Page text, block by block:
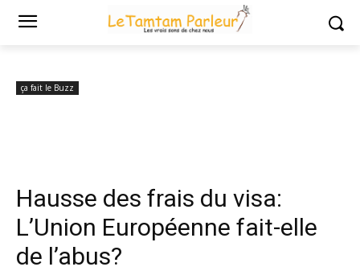
Accueil ça fait le Buzz
Hausse des frais du visa: L’Union Européenne
ça fait le Buzz
Hausse des frais du visa:
L’Union Européenne fait-elle
de l’abus?